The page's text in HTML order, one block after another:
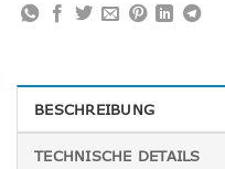
BESCHREIBUNG
TECHNISCHE DETAILS